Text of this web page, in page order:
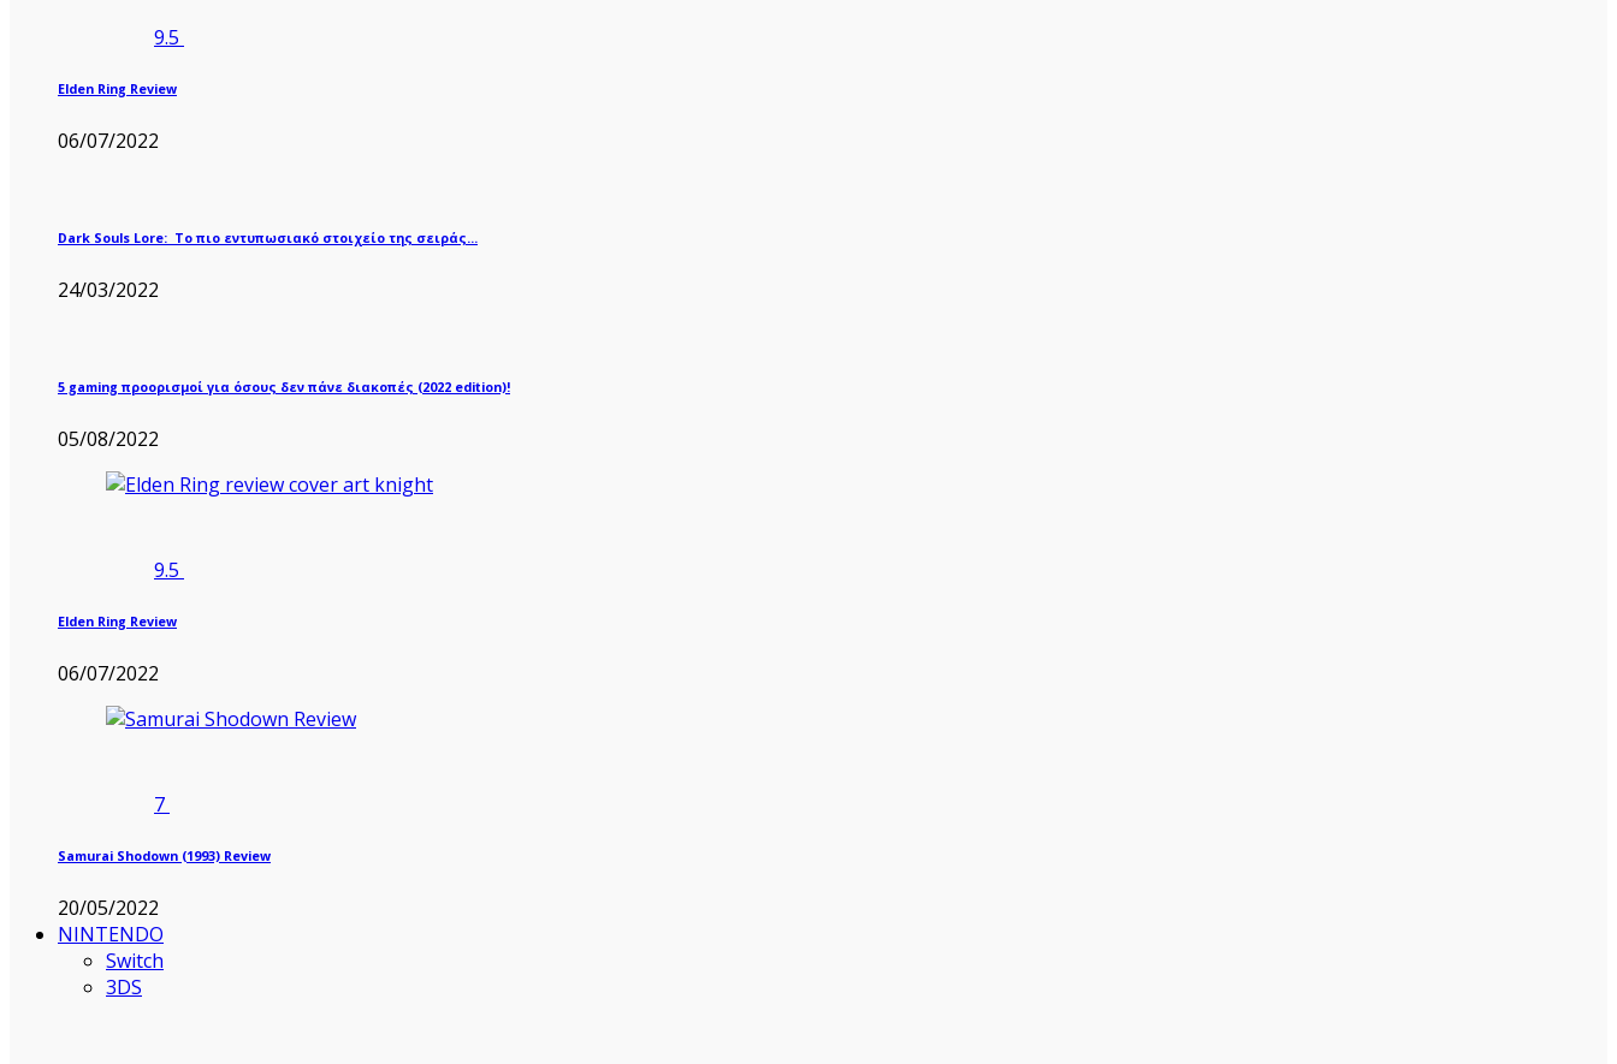
9.5
Elden Ring Review
06/07/2022
Dark Souls Lore: Το πιο εντυπωσιακό στοιχείο της σειράς…
24/03/2022
5 gaming προορισμοί για όσους δεν πάνε διακοπές (2022 edition)!
05/08/2022
9.5
Elden Ring Review
06/07/2022
7
Samurai Shodown (1993) Review
20/05/2022
NINTENDO
Switch
3DS